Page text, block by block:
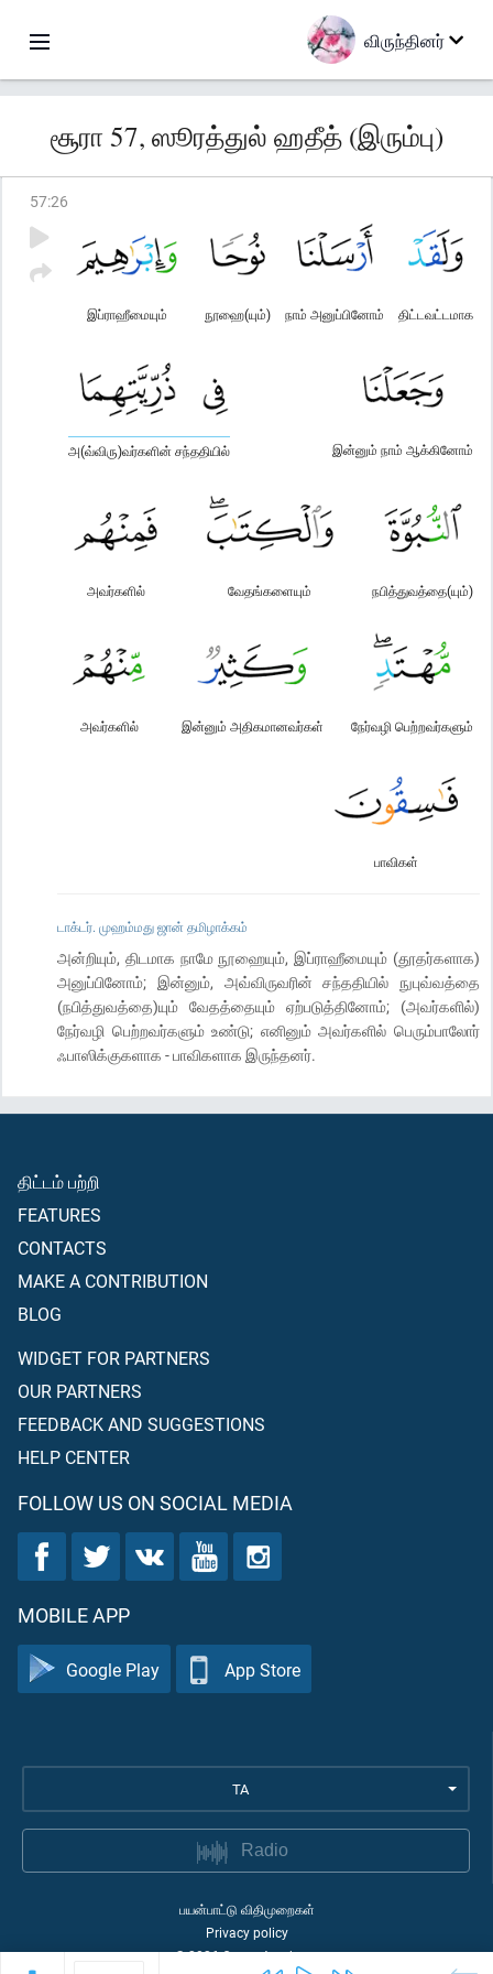
விருந்தினர்
சூரா 57, ஸூரத்துல் ஹதீத் (இரும்பு)
57:26
திட்டவட்டமாக
நாம் அனுப்பினோம்
நூஹை(யும்)
இப்ராஹீமையும்
இன்னும் நாம் ஆக்கினோம்
அ(வ்விரு)வர்களின் சந்ததியில்
நபித்துவத்தை(யும்)
வேதங்களையும்
அவர்களில்
நேர்வழி பெற்றவர்களும்
இன்னும் அதிகமானவர்கள்
அவர்களில்
பாவிகள்
டாக்டர். முஹம்மது ஜான் தமிழாக்கம்
அன்றியும், திடமாக நாமே நூஹையும், இப்ராஹீமையும் (தூதர்களாக)
அனுப்பினோம்; இன்னும், அவ்விருவரின் சந்ததியில் நுபுவ்வத்தை
(நபித்துவத்தை)யும் வேதத்தையும் ஏற்படுத்தினோம்; (அவர்களில்)
நேர்வழி பெற்றவர்களும் உண்டு; எனினும் அவர்களில் பெரும்பாலோர்
ஃபாஸிக்குகளாக - பாவிகளாக இருந்தனர்.
திட்டம் பற்றி
FEATURES
CONTACTS
MAKE A CONTRIBUTION
BLOG
WIDGET FOR PARTNERS
OUR PARTNERS
FEEDBACK AND SUGGESTIONS
HELP CENTER
FOLLOW US ON SOCIAL MEDIA
MOBILE APP
Google Play App Store
TA
Radio
பயன்பாட்டு விதிமுறைகள்
Privacy policy
©2026Quran Academy